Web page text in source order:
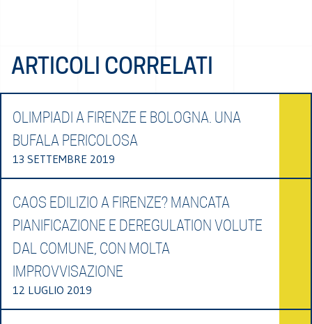
ARTICOLI CORRELATI
OLIMPIADI A FIRENZE E BOLOGNA. UNA
BUFALA PERICOLOSA
13 SETTEMBRE 2019
CAOS EDILIZIO A FIRENZE? MANCATA
PIANIFICAZIONE E DEREGULATION VOLUTE
DAL COMUNE, CON MOLTA
IMPROVVISAZIONE
12 LUGLIO 2019